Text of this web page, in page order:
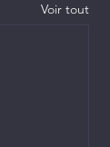
Voir tout